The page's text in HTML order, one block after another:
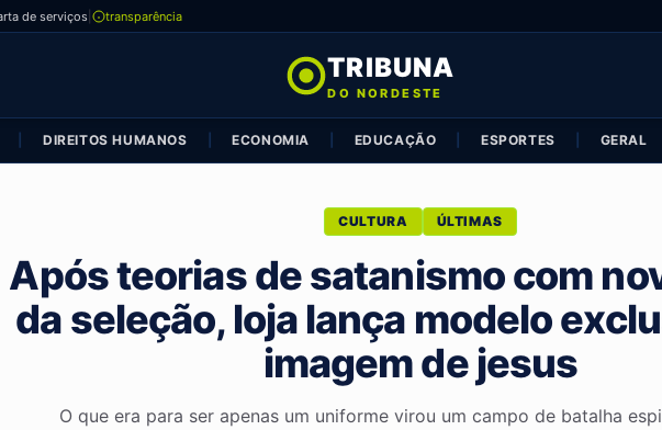
de serviços transparência
TRIBUNA
DO NORDESTE
DIREITOS HUMANOS ECONOMIA EDUCAÇÃO ESPORTES GERAL
CULTURA ÚLTIMAS
Após teorias de satanismo com
da seleção, loja lança modelo
imagem de jesus
O que era para ser apenas um uniforme virou um campo de batalha